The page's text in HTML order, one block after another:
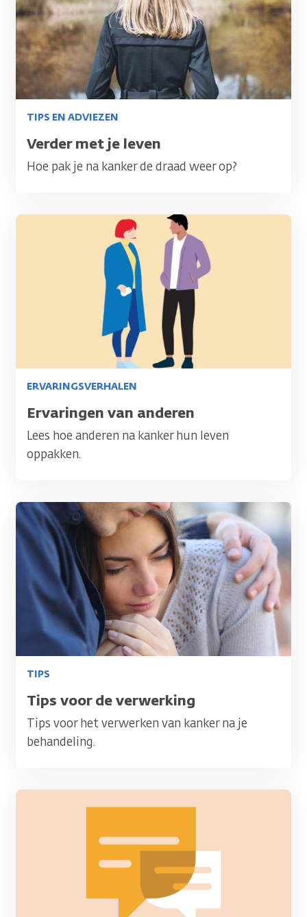
TIPS EN ADVIEZEN
Titel
Verder met je leven
Hoe pak je na kanker de draad weer op?
Afbeelding
ERVARINGSVERHALEN
Titel
Ervaringen van anderen
Lees hoe anderen na kanker hun leven
oppakken.
Afbeelding
TIPS
Titel
Tips voor de verwerking
Tips voor het verwerken van kanker na je
behandeling.
Afbeelding